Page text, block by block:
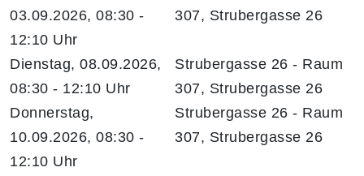
03.09.2026, 08:30 -
12:10 Uhr
307, Strubergasse 26
Dienstag, 08.09.2026,
08:30 - 12:10 Uhr
Strubergasse 26 - Raum
307, Strubergasse 26
Donnerstag,
10.09.2026, 08:30 -
12:10 Uhr
Strubergasse 26 - Raum
307, Strubergasse 26